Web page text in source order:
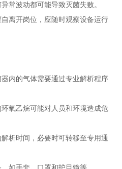
常波动都可能导致灭菌失败。
离开岗位，应随时观察设备运行
内的气体需要通过专业解析程序
氧乙烷可能对人员和环境造成危
析时间，必要时可转移至专用通